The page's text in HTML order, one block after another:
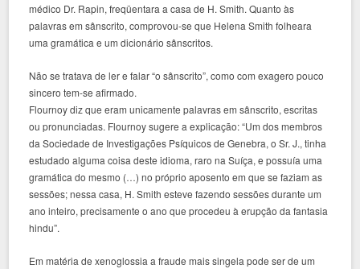
médico Dr. Rapin, freqüentara a casa de H. Smith. Quanto às
palavras em sânscrito, comprovou-se que Helena Smith folheara
uma gramática e um dicionário sânscritos.
Não se tratava de ler e falar “o sânscrito”, como com exagero pouco
sincero tem-se afirmado.
Flournoy diz que eram unicamente palavras em sânscrito, escritas
ou pronunciadas. Flournoy sugere a explicação: “Um dos membros
da Sociedade de Investigações Psíquicos de Genebra, o Sr. J., tinha
estudado alguma coisa deste idioma, raro na Suíça, e possuía uma
gramática do mesmo (…) no próprio aposento em que se faziam as
sessões; nessa casa, H. Smith esteve fazendo sessões durante um
ano inteiro, precisamente o ano que procedeu à erupção da fantasia
hindu”.
Em matéria de xenoglossia a fraude mais singela pode ser de um